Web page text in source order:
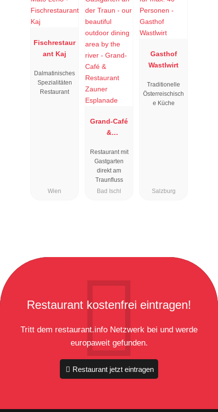
Fischrestaur
ant Kaj
Dalmatinisches
Spezialitäten
Restaurant
Wien
Grand-Café
&
Zauner
Esplanade
Restaurant mit
Gastgarten
direkt am
Traunfluss
Bad Ischl
Gasthof
Wastlwirt
Traditionelle
Österreischisch
e Küche
Salzburg
Restaurant kostenfrei eintragen!
Tritt dem restaurant.info Netzwerk bei und werde
europaweit gefunden.
Restaurant jetzt eintragen